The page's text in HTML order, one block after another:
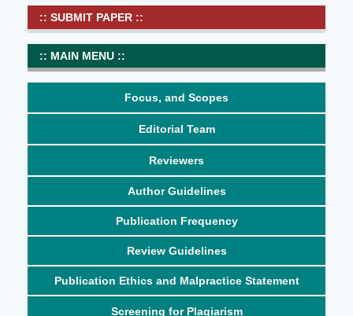
:: SUBMIT PAPER ::
:: MAIN MENU ::
Focus, and Scopes
Editorial Team
Reviewers
Author Guidelines
Publication Frequency
Review Guidelines
Publication Ethics and Malpractice Statement
Screening for Plagiarism